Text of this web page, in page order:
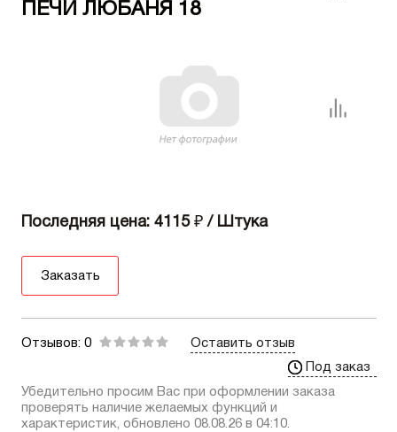
ПЕЧИ ЛЮБАНЯ 18
Последняя цена: 4115 ₽ / Штука
Заказать
Отзывов: 0
Оставить отзыв
Под заказ
Убедительно просим Вас при оформлении заказа
проверять наличие желаемых функций и
характеристик, обновлено 08.08.26 в 04:10.